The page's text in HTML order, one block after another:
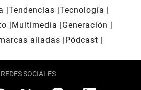
Tendencias Tecnología
Multimedia
Generación
aliadas
Pódcast
REDES SOCIALES